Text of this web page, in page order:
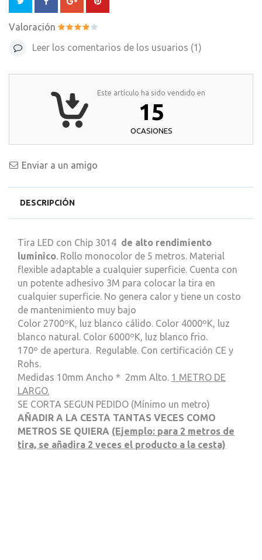
Valoración
Leer los comentarios de los usuarios (1)
Este artículo ha sido vendido en
15
OCASIONES
Enviar a un amigo
DESCRIPCIÓN
Tira LED con Chip 3014 de alto rendimiento
lumínico. Rollo monocolor de 5 metros. Material
flexible adaptable a cualquier superficie. Cuenta con
un potente adhesivo 3M para colocar la tira en
cualquier superficie. No genera calor y tiene un costo
de mantenimiento muy bajo
Color 2700ºK, luz blanco cálido. Color 4000ºK, luz
blanco natural. Color 6000ºK, luz blanco frio.
170º de apertura. Regulable. Con certificación CE y
Rohs.
Medidas 10mm Ancho * 2mm Alto. 1 METRO DE
LARGO.
SE CORTA SEGUN PEDIDO (Mínimo un metro)
AÑADIR A LA CESTA TANTAS VECES COMO
METROS SE QUIERA (Ejemplo: para 2 metros de
tira, se añadira 2 veces el producto a la cesta)